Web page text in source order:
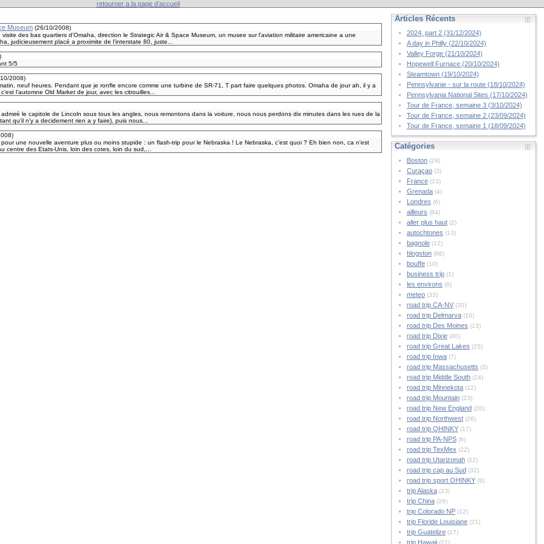
retourner a la page d'accueil
Museum(26/10/2008)
des bas quartiers d'Omaha, direction le Strategic Air & Space Museum, un musee sur l'aviation militaire americaine a une
judicieusement placé a proximite de l'interstate 80, juste...
)
5/5
2008)
neuf heures. Pendant que je ronfle encore comme une turbine de SR-71, T part faire quelques photos. Omaha de jour ah, il y a
l'automne Old Market de jour, avec les citrouilles...
le capitole de Lincoln sous tous les angles, nous remontons dans la voiture, nous nous perdons dix minutes dans les rues de la
qu'il n'y a decidement rien a y faire), puis nous...
)
une nouvelle aventure plus ou moins stupide : un flash-trip pour le Nebraska ! Le Nebraska, c'est quoi ? Eh bien non, ca n'est
centre des Etats-Unis, loin des cotes, loin du sud,...
Articles Récents
2024, part 2 (31/12/2024)
A day in Philly (22/10/2024)
Valley Forge (21/10/2024)
Hopewell Furnace (20/10/2024)
Steamtown (19/10/2024)
Pennsylvanie - sur la route (18/10/2024)
Pennsylvania National Sites (17/10/2024)
Tour de France, semaine 3 (3/10/2024)
Tour de France, semaine 2 (23/09/2024)
Tour de France, semaine 1 (18/09/2024)
Catégories
Boston(29)
Curaçao(3)
France(23)
Grenada(4)
Londres (6)
ailleurs (84)
aller plus haut(2)
autochtones (13)
bagnole(12)
blogston(86)
bouffe(10)
business trip(1)
les environs (8)
meteo(33)
road trip CA-NV(20)
road trip Delmarva(10)
road trip Des Moines (13)
road trip Dixie(40)
road trip Great Lakes (25)
road trip Iowa(7)
road trip Massachusetts (3)
road trip Middle South(24)
road trip Minnekota(12)
road trip Mountain(23)
road trip New England (20)
road trip Northwest(26)
road trip OHINKY(17)
road trip PA-NPS(6)
road trip TexMex (22)
road trip Utarizonah(22)
road trip cap au Sud (32)
road trip sport OHINKY(9)
trip Alaska(23)
trip China(29)
trip Colorado NP(12)
trip Floride Louisiane(21)
trip Guatelize(17)
trip Hawaii(21)